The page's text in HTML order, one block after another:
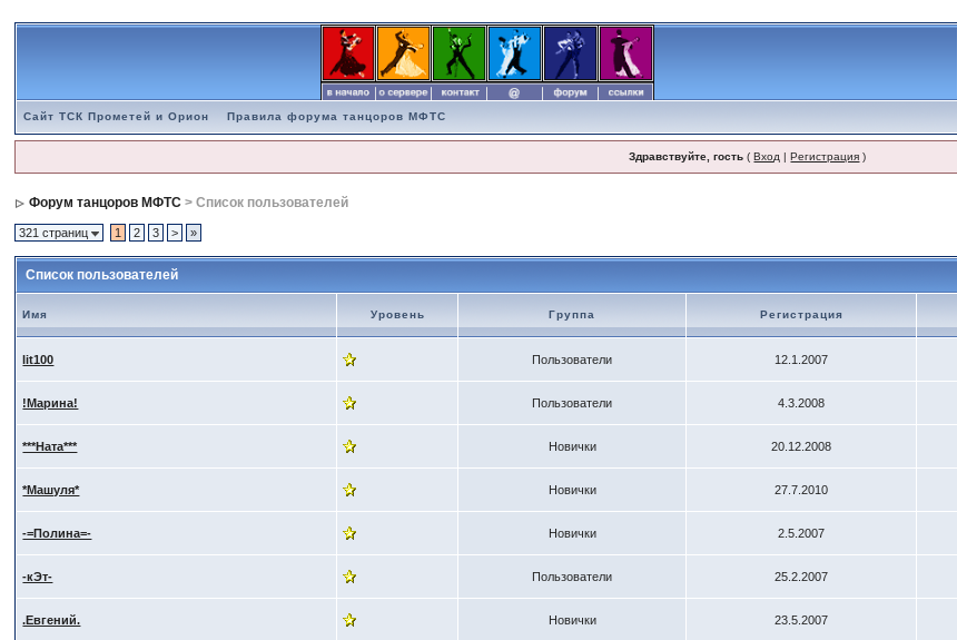
Сайт ТСК Прометей и Орион Правила форума танцоров МФТС
Здравствуйте, гость (Вход |Регистрация )
Форум танцоров МФТС > Список пользователей
321 страниц 1 2 3 > »
Список пользователей
Имя Уровень Группа Регистрация
lit100 Пользователи 12.1.2007
!Марина! Пользователи 4.3.2008
***Ната*** Новички 20.12.2008
*Машуля* Новички 27.7.2010
-=Полина=- Новички 2.5.2007
-кЭт- Пользователи 25.2.2007
.Евгений. Новички 23.5.2007